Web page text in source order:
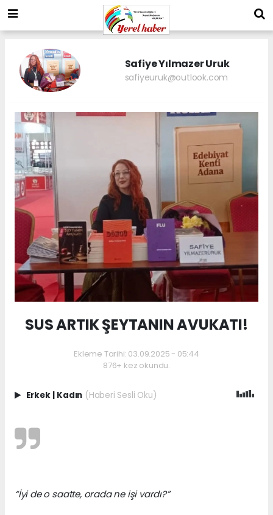
Safiye Yılmazer Uruk
safiyeuruk@outlook.com
SUS ARTIK ŞEYTANIN AVUKATI!
Ekleme Tarihi: 03.09.2025 - 05:44
876+ kez okundu.
Erkek | Kadın (Haberi Sesli Oku)
“İyi de o saatte, orada ne işi vardı?”